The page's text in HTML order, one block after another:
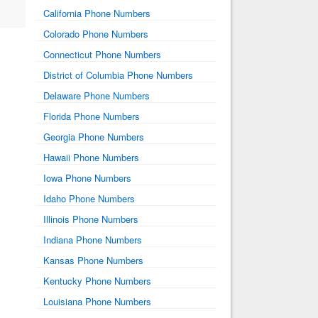
California Phone Numbers
Colorado Phone Numbers
Connecticut Phone Numbers
District of Columbia Phone Numbers
Delaware Phone Numbers
Florida Phone Numbers
Georgia Phone Numbers
Hawaii Phone Numbers
Iowa Phone Numbers
Idaho Phone Numbers
Illinois Phone Numbers
Indiana Phone Numbers
Kansas Phone Numbers
Kentucky Phone Numbers
Louisiana Phone Numbers